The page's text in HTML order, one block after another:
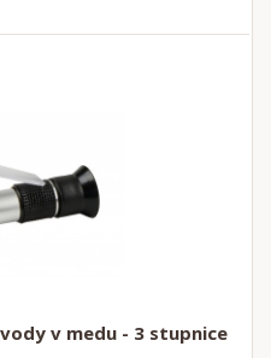
v medu - 3 stupnice